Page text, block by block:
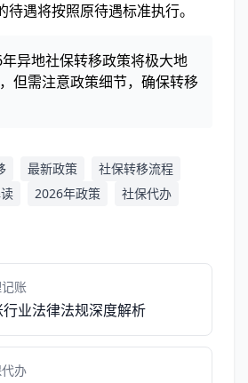
待遇将按照原待遇标准执行。
异地社保转移政策将极大地
但需注意政策细节，确保转移
最新政策
社保转移流程
2026年政策 社保代办
账
业法律法规深度解析
办